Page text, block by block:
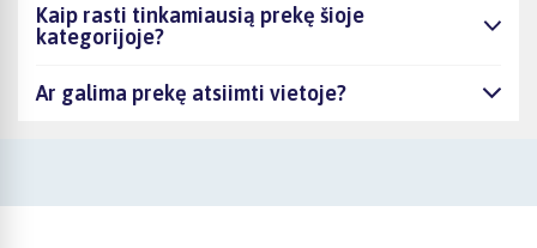
Kaip rasti tinkamiausią prekę šioje
kategorijoje?
Ar galima prekę atsiimti vietoje?